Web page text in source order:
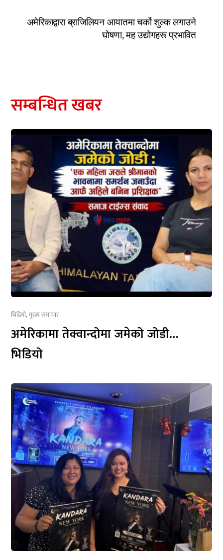
अमेरिकाद्वारा ब्राजिलियन आयातमा चर्को शुल्क लगाउने
घोषणा, मह उद्योगहरू प्रभावित
सम्बन्धित खबर
भिडियो,मुख्य समाचार
अमेरिकामा तेक्वान्दोमा जमेको जोडी…
भिडियो